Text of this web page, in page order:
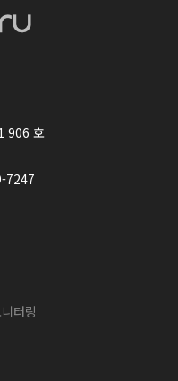
906 호
7247
터링